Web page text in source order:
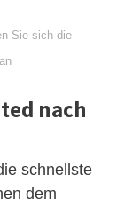
Sie sich die
nach
schnellste
dem